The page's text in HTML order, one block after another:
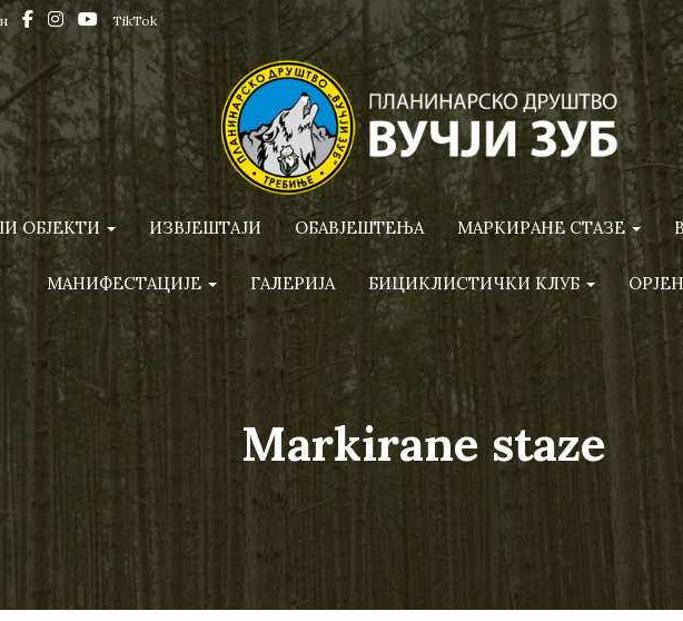
TikTok
ОБЈЕКТИ ИЗВЈЕШТАЈИ ОБАВЈЕШТЕЊА МАРКИРАНЕ СТАЗЕ
МАНИФЕСТАЦИЈЕ ГАЛЕРИЈА БИЦИКЛИСТИЧКИ КЛУБ ОРЈЕН
Markirane staze